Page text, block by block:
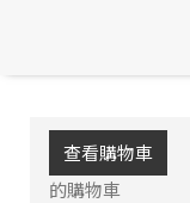
查看購物車
的購物車